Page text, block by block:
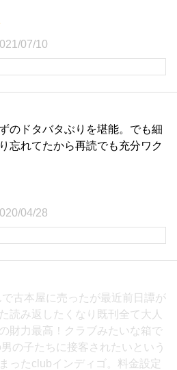
07/10
のドタバタぶりを堪能。でも細
忘れてたから再読でも充分ワク
04/28
古本屋に売ったが最近前日譚が
読み返したくなり既刊全て大人
財力最高！クラブみたいな箱で
の子たちに接客されたいという
ったclubインディゴ。料金設定